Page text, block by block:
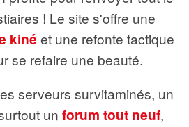
! Le site s'offre une
kiné et une refonte tactique
se refaire une beauté.
serveurs survitaminés, un
un forum tout neuf,